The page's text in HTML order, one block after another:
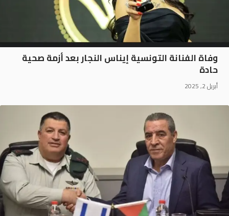
وفاة الفنانة التونسية إيناس النجار بعد أزمة صحية
حادة
أبريل 2, 2025